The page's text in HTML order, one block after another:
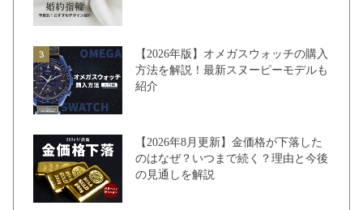
【2026年版】オメガスウォッチの購入
方法を解説！最新スヌーピーモデルも
紹介
【2026年8月更新】金価格が下落した
のはなぜ？いつまで続く？理由と今後
の見通しを解説